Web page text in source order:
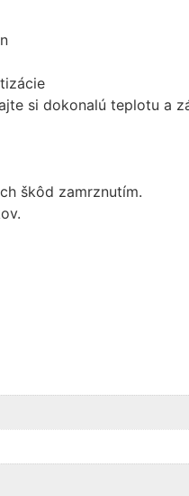
si dokonalú teplotu a
škôd zamrznutím.
cookie
niektoré
funkcie z